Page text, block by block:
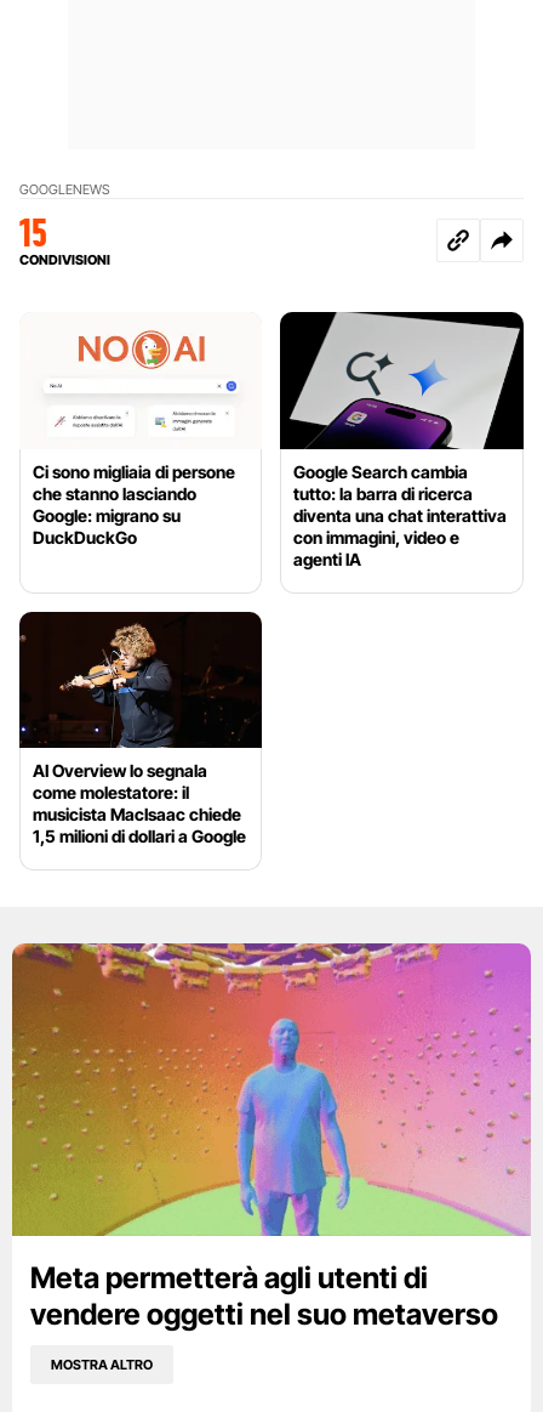
GOOGLENEWS
15
CONDIVISIONI
Ci sono migliaia di persone
che stanno lasciando
Google: migrano su
DuckDuckGo
Google Search cambia
tutto: la barra di ricerca
diventa una chat interattiva
con immagini, video e
agenti IA
AI Overview lo segnala
come molestatore: il
musicista MacIsaac chiede
1,5 milioni di dollari a Google
Meta permetterà agli utenti di
vendere oggetti nel suo metaverso
MOSTRA ALTRO